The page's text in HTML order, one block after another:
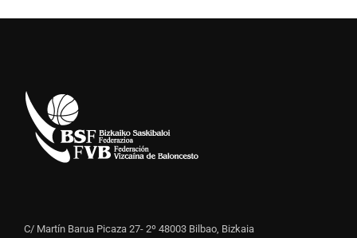
C/ Martín Barua Picaza 27- 2º 48003 Bilbao, Bizkaia